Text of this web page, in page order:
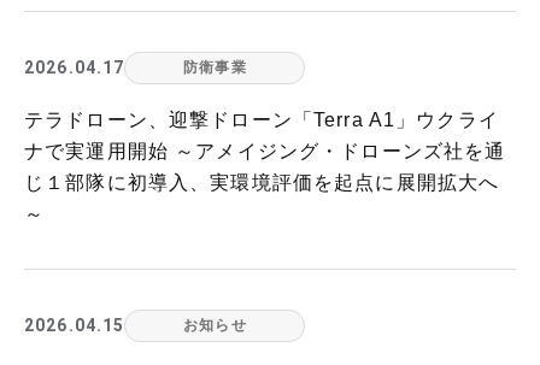
2026.04.17 防衛事業
テラドローン、迎撃ドローン「Terra A1」ウクライ
ナで実運用開始 ～アメイジング・ドローンズ社を通
じ１部隊に初導入、実環境評価を起点に展開拡大へ
～
2026.04.15 お知らせ